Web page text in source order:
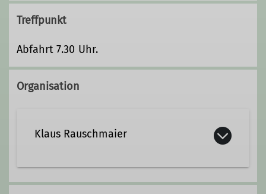
Treffpunkt
Abfahrt 7.30 Uhr.
Organisation
Klaus Rauschmaier
+49 7333 6953